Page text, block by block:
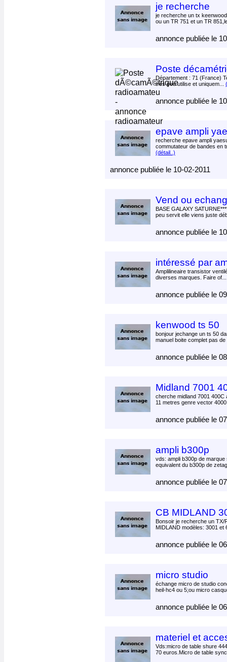
je recherche
je recherche un tx
ou un TR 751 et un TR
annonce publiée le
Poste
Département : 71 (France)
tres peu utilise et uniquem...
annonce publiée le
epave ampli
recherche epave ampli
commutateur de bandes en
(détail..)
annonce publiée le 10-02-2011
Vend ou
BASE GALAXY
peu servit elle viens juste
annonce publiée le
intéressé par
Amplilineaire transistor
diverses marques. Faire
annonce publiée le
kenwood ts 50
bonjour jechange un ts 50
manuel boite complet pas
annonce publiée le
Midland 7001
cherche midland 7001 400C
11 metres genre vector
annonce publiée le
ampli b300p
vds: ampli b300p de
equivalent du b300p de
annonce publiée le
CB MIDLAND
Bonsoir je recherche un TX/
MIDLAND modèles: 3001 et
annonce publiée le
micro studio
échange micro de studio
heil-hc4 ou 5;ou micro
annonce publiée le
materiel et
Vds:micro de table shure
70 euros.Micro de table